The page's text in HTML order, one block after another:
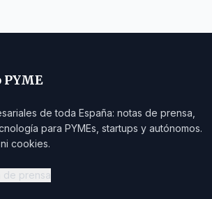
de toda España: notas de prensa,
para PYMEs, startups y autónomos.
cookies.
de prensa